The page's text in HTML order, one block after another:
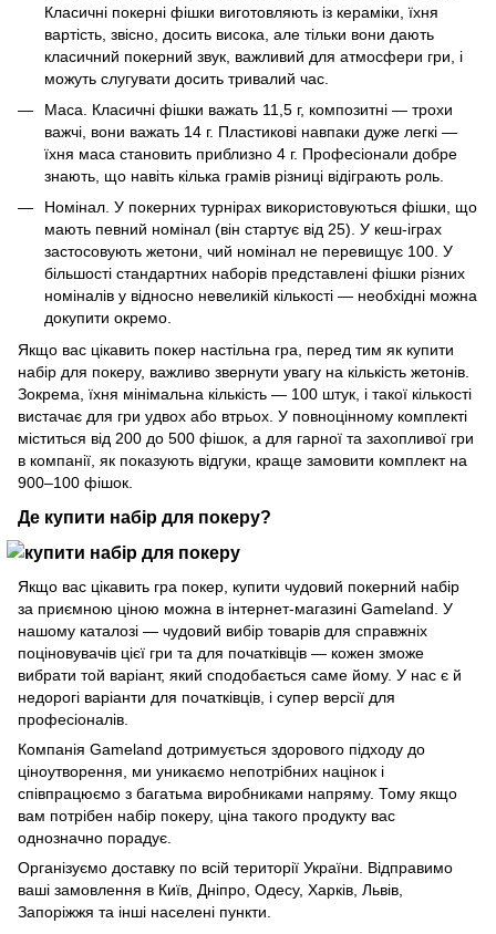
Класичні покерні фішки виготовляють із кераміки, їхня
вартість, звісно, досить висока, але тільки вони дають
класичний покерний звук, важливий для атмосфери гри, і
можуть слугувати досить тривалий час.
Маса. Класичні фішки важать 11,5 г, композитні — трохи
важчі, вони важать 14 г. Пластикові навпаки дуже легкі —
їхня маса становить приблизно 4 г. Професіонали добре
знають, що навіть кілька грамів різниці відіграють роль.
Номінал. У покерних турнірах використовуються фішки, що
мають певний номінал (він стартує від 25). У кеш-іграх
застосовують жетони, чий номінал не перевищує 100. У
більшості стандартних наборів представлені фішки різних
номіналів у відносно невеликій кількості — необхідні можна
докупити окремо.
Якщо вас цікавить покер настільна гра, перед тим як купити
набір для покеру, важливо звернути увагу на кількість жетонів.
Зокрема, їхня мінімальна кількість — 100 штук, і такої кількості
вистачає для гри удвох або втрьох. У повноцінному комплекті
міститься від 200 до 500 фішок, а для гарної та захопливої гри
в компанії, як показують відгуки, краще замовити комплект на
900–100 фішок.
Де купити набір для покеру?
Якщо вас цікавить гра покер, купити чудовий покерний набір
за приємною ціною можна в інтернет-магазині Gameland. У
нашому каталозі — чудовий вибір товарів для справжніх
поціновувачів цієї гри та для початківців — кожен зможе
вибрати той варіант, який сподобається саме йому. У нас є й
недорогі варіанти для початківців, і супер версії для
професіоналів.
Компанія Gameland дотримується здорового підходу до
ціноутворення, ми уникаємо непотрібних націнок і
співпрацюємо з багатьма виробниками напряму. Тому якщо
вам потрібен набір покеру, ціна такого продукту вас
однозначно порадує.
Організуємо доставку по всій території України. Відправимо
ваші замовлення в Київ, Дніпро, Одесу, Харків, Львів,
Запоріжжя та інші населені пункти.